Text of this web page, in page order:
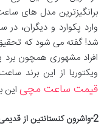
برانگیزترین مدل های
افراد مشهوری همچون برد
ویکتوریا از این برند
قیمت ساعت مچی این
2-واشرون کنستانتین از قدیمی ترین برندهای ساعت لوکس